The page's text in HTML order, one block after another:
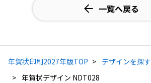
一覧へ戻る
年賀状印刷2027年版TOP
デザインを探す
年賀状デザイン NDT028